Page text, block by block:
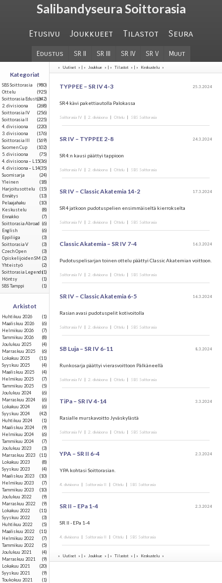
Salibandyseura Soittorasia
Etusivu Joukkueet Tilastot Seura
Edustus SR II SR III SR IV SR V Muut
» Uutiset » | » Joukkue » | » Tilastot » | » Keskustelu »
TYPPEE – SR IV 4-3 25.3.2024
SR4 kävi pakettiautolla Palokassa
Soittorasia IV | 2. divisioona | Ottelu | SBS Soittorasia
SR IV – TYPPEE 2-8 24.3.2024
SR4:n kausi päättyi tappioon
Soittorasia IV | 2. divisioona | Ottelu | SBS Soittorasia
SR IV – Classic Akatemia 14-2 17.3.2024
SR4 jatkoon pudotuspelien ensimmäiseltä kierrokselta
Soittorasia IV | 2. divisioona | Ottelu | SBS Soittorasia
Classic Akatemia – SR IV 7-4 16.3.2024
Pudotuspelisarjan toinen ottelu päättyi Classic Akatemian voittoon.
Soittorasia IV | 2. divisioona | Ottelu | SBS Soittorasia
SR IV – Classic Akatemia 6-5 16.3.2024
Rasian avasi pudotuspelit kotivoitolla
Soittorasia IV | 2. divisioona | Ottelu | SBS Soittorasia
SB Luja – SR IV 6-11 8.3.2024
Runkosarja päättyi vierasvoittoon Pälkäneellä
Soittorasia IV | 2. divisioona | Ottelu | SBS Soittorasia
TiPa – SR IV 4-14 3.3.2024
Rasialle murskavoitto Jyväskylästä
Soittorasia IV | 2. divisioona | Ottelu | SBS Soittorasia
YPA – SR II 6-4 2.3.2024
YPA kohtasi Soittorasian.
4. divisioona | Soittorasia II | Ottelu | SBS Soittorasia
SR II – EPa 1-4 2.3.2024
SR II - EPa 1-4
4. divisioona | Soittorasia II | Ottelu | SBS Soittorasia
» Uutiset » | » Joukkue » | » Tilastot » | » Keskustelu »
Kategoriat
SBS Soittorasia
(980)
Ottelu
(925)
Soittorasia Edustus(342)
2. divisioona
(268)
Soittorasia IV
(256)
Soittorasia II
(225)
4. divisioona
(220)
3. divisioona
(176)
Soittorasia III
(169)
Suomen Cup
(102)
5. divisioona
(75)
4. divisioona – L15(36)
4. divisioona – L14(35)
Suomisarja
(24)
Yleinen
(18)
Harjoitusottelu
(15)
Ennätys
(13)
Pelaajahaku
(10)
Keskustelu
(8)
Ennakko
(7)
Soittorasia Abroad (6)
English
(6)
Eppiliiga
(3)
Soittorasia V
(3)
Czech Open
(3)
Opiskelijoiden SM (2)
Yhteistyö
(2)
Soittorasia Legends(1)
Höntsy
(1)
SBS Tamppi
(1)
Arkistot
huhtikuu 2026
(1)
maaliskuu 2026
(6)
helmikuu 2026
(7)
tammikuu 2026
(8)
joulukuu 2025
(4)
marraskuu 2025
(6)
lokakuu 2025
(11)
syyskuu 2025
(4)
maaliskuu 2025
(4)
helmikuu 2025
(7)
tammikuu 2025
(5)
joulukuu 2024
(6)
marraskuu 2024
(6)
lokakuu 2024
(6)
syyskuu 2024
(42)
huhtikuu 2024
(1)
maaliskuu 2024
(9)
helmikuu 2024
(6)
tammikuu 2024
(7)
joulukuu 2023
(3)
marraskuu 2023
(11)
lokakuu 2023
(8)
syyskuu 2023
(4)
maaliskuu 2023
(10)
helmikuu 2023
(7)
tammikuu 2023
(10)
joulukuu 2022
(9)
marraskuu 2022
(9)
lokakuu 2022
(11)
syyskuu 2022
(3)
huhtikuu 2022
(5)
maaliskuu 2022
(11)
helmikuu 2022
(7)
tammikuu 2022
(5)
joulukuu 2021
(4)
marraskuu 2021
(9)
lokakuu 2021
(20)
syyskuu 2021
(9)
toukokuu 2021
(1)